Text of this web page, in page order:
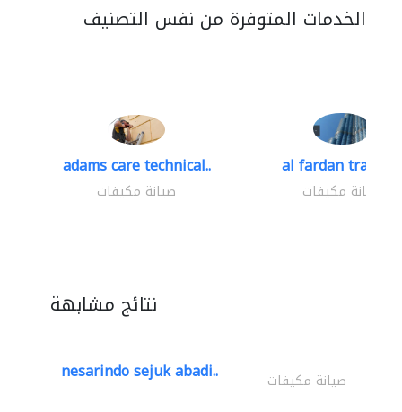
الخدمات المتوفرة من نفس التصنيف
adams care technical..
صيانة مكيفات
al fardan trading..
صيانة مكيفات
نتائج مشابهة
nesarindo sejuk abadi.. صيانة مكيفات